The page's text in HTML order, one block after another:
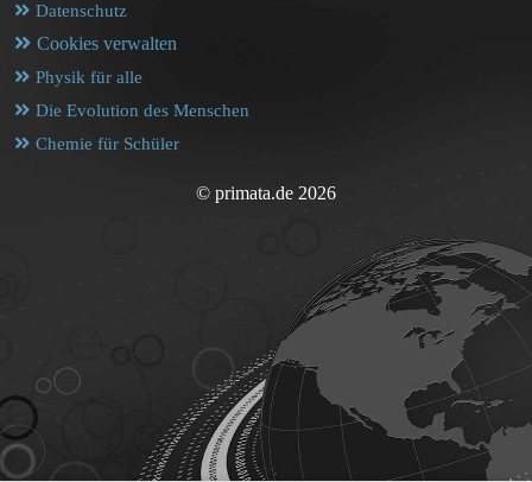
Datenschutz
Cookies verwalten
Physik für alle
Die Evolution des Menschen
Chemie für Schüler
© primata.de 2026